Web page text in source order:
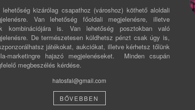
lehetőség kizárólag csapathoz (városhoz) köthető aloldali
Van lehetőség főoldali megjelenésre, illetve
kombinációjára is. Van lehetőség posztokban való
De természetesen küldhetsz pénzt csak úgy is,
játékokat, aukciókat, illetve kérhetsz tőlünk
marketingre hajazó megjelenéseket. Minden csupán
megbeszélés kérdése.
hatosfal@gmail.com
BŐVEBBEN